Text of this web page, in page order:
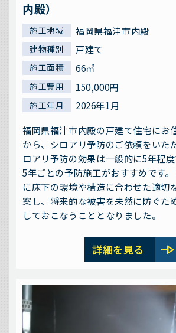
内殿）
施工地域 福岡県福津市内殿
建物種別 戸建て
施工面積 66㎡
施工費用 150,000円
施工年月
2026年1月
福岡県福津市内殿の戸建て住宅にお
から、シロアリ予防のご依頼をいた
ロアリ予防の効果は一般的に5年程度
5年ごとの予防施工がおすすめです
に床下の環境や構造に合わせた適切
案し、将来的な被害を未然に防ぐた
しておこなうこととなりました。
詳細を見る line_end_arrow